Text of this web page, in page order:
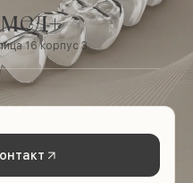
16 корпус 3